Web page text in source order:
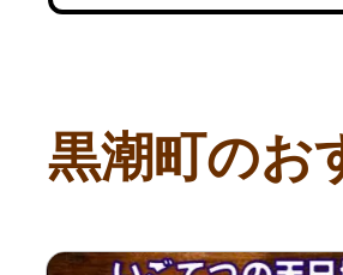
黒潮町のお